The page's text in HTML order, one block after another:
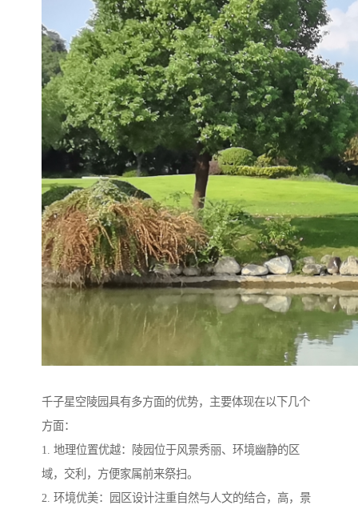
千子星空陵园具有多方面的优势，主要体现在以下几个
方面：
1. 地理位置优越：陵园位于风景秀丽、环境幽静的区
域，交利，方便家属前来祭扫。
2. 环境优美：园区设计注重自然与人文的结合，高，景